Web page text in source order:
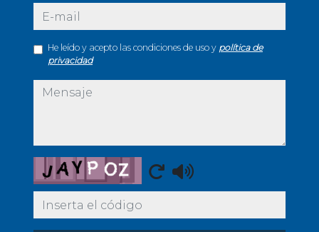
e-mail
He leído y acepto las condiciones de uso y política de
privacidad
mensaje
Captcha